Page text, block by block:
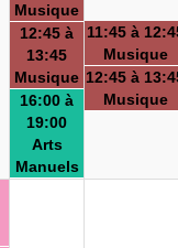
Musique
12:45 à
13:45
Musique
16:00 à
19:00
Arts
Manuels
11:45 à
Musique
12:45 à
Musique